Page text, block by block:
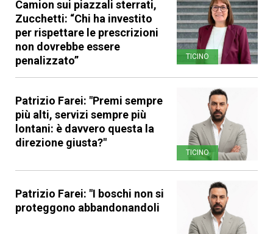
Camion sui piazzali sterrati,
Zucchetti: “Chi ha investito
per rispettare le prescrizioni
non dovrebbe essere
penalizzato”
TICINO
Patrizio Farei: "Premi sempre
più alti, servizi sempre più
lontani: è davvero questa la
direzione giusta?"
TICINO
Patrizio Farei: "I boschi non si
proteggono abbandonandoli